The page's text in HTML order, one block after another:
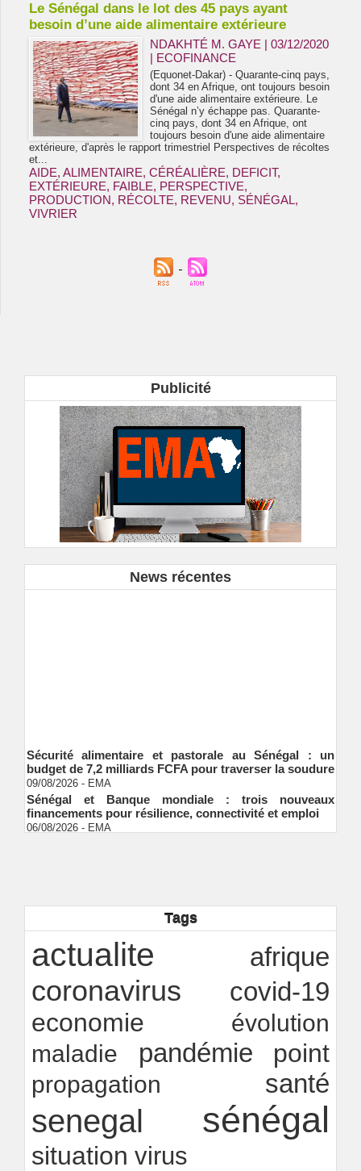
Le Sénégal dans le lot des 45 pays ayant
besoin d’une aide alimentaire extérieure
NDAKHTÉ M. GAYE | 03/12/2020
| ECOFINANCE
(Equonet-Dakar) - Quarante-cinq pays,
dont 34 en Afrique, ont toujours besoin
d'une aide alimentaire extérieure. Le
Sénégal n’y échappe pas. Quarante-
cinq pays, dont 34 en Afrique, ont
toujours besoin d'une aide alimentaire
extérieure, d'après le rapport trimestriel Perspectives de récoltes
et...
AIDE, ALIMENTAIRE, CÉRÉALIÈRE, DEFICIT,
EXTÉRIEURE, FAIBLE, PERSPECTIVE,
PRODUCTION, RÉCOLTE, REVENU, SÉNÉGAL,
VIVRIER
Publicité
News récentes
Sécurité alimentaire et pastorale au Sénégal : un
budget de 7,2 milliards FCFA pour traverser la soudure
09/08/2026 EMA
Sénégal et Banque mondiale : trois nouveaux
financements pour résilience, connectivité et emploi
06/08/2026 EMA
citoyenne ?
Ndakhté M. GAYE
Observatoire des finances locales - Obfiloc :
transparence locale, impact national
26/07/2026 -Ndakhté M. GAYE
Tags
actualite afrique
coronavirus covid-19
economie
évolution
maladie
pandémie point
propagation santé
senegal sénégal
situation virus